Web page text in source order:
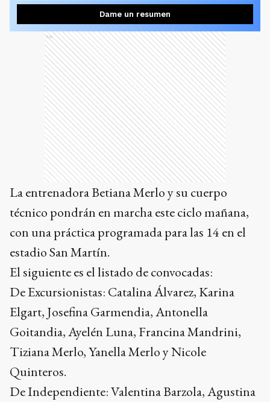
Dame un resumen
Ads
La entrenadora Betiana Merlo y su cuerpo
técnico pondrán en marcha este ciclo mañana,
con una práctica programada para las 14 en el
estadio San Martín.
El siguiente es el listado de convocadas:
De Excursionistas: Catalina Álvarez, Karina
Elgart, Josefina Garmendia, Antonella
Goitandia, Ayelén Luna, Francina Mandrini,
Tiziana Merlo, Yanella Merlo y Nicole
Quinteros.
De Independiente: Valentina Barzola, Agustina